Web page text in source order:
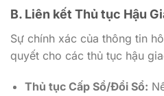
B. Liên kết Thủ tục Hậu
Sự chính xác của thông tin
quyết cho các thủ tục hậu
Thủ tục Cấp Sổ/Đổi Sổ: